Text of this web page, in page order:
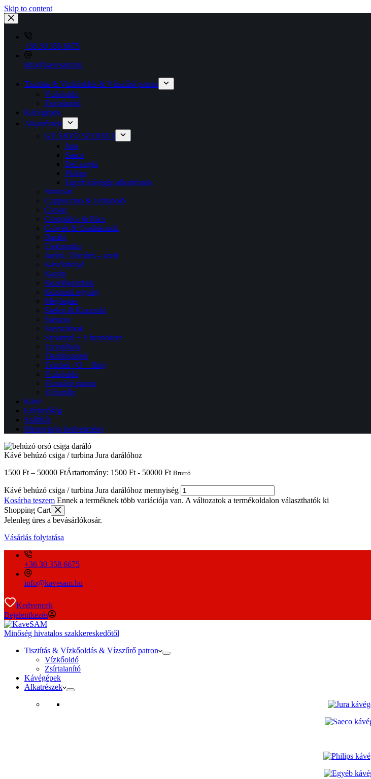
Skip to content
+36 30 358 6675
info@kavesam.hu
Tisztítás & Vízkőoldás & Vízszűrő patron
Vízkőoldó
Zsírtalanító
Kávégépek
Alkatrészek
GYÁRTÓ SZERINT
Jura
Saeco
DeLonghi
Philips
Egyéb kávégép alkatrészek
Burkolat
Cappuccino & Tejhaboló
Csavar
Csepptálca & Rács
Csövek & Csatlakozók
Daráló
Elektronika
Javító / Tömítés – szett
Kávékifolyó
Kazán
Kezelőgombok
Központi egység
Meghajtás
Szelep & Kapcsoló
Szenzor
Szerszámok
Szivattyú + Vízrendszer
Tartozékok
Tisztítószerek
Tömítés / O – Ring
Vízkőoldó
Vízszűrő patron
Víztartály
Kávé
Elérhetőség
Szállítás
Mennyiségi kedvezmény
Kávé behúzó csiga / turbina Jura darálóhoz
1500 Ft – 50000 FtÁrtartomány: 1500 Ft - 50000 Ft Bruttó
Kávé behúzó csiga / turbina Jura darálóhoz mennyiség
Kosárba teszem Ennek a terméknek több variációja van. A változatok a termékoldalon választhatók ki
Shopping Cart
Jelenleg üres a bevásárlókosár.
Vásárlás folytatása
+36 30 358 6675
info@kavesam.hu
Kedvencek
Bejelentkezés
Minőség hivatalos szakkereskedőtől
Tisztítás & Vízkőoldás & Vízszűrő patron
Vízkőoldó
Zsírtalanító
Kávégépek
Alkatrészek